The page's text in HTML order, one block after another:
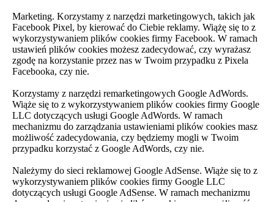
Marketing. Korzystamy z narzędzi marketingowych, takich jak
Facebook Pixel, by kierować do Ciebie reklamy. Wiążę się to z
wykorzystywaniem plików cookies firmy Facebook. W ramach
ustawień plików cookies możesz zadecydować, czy wyrażasz
zgodę na korzystanie przez nas w Twoim przypadku z Pixela
Facebooka, czy nie.
Korzystamy z narzędzi remarketingowych Google AdWords.
Wiąże się to z wykorzystywaniem plików cookies firmy Google
LLC dotyczących usługi Google AdWords. W ramach
mechanizmu do zarządzania ustawieniami plików cookies masz
możliwość zadecydowania, czy będziemy mogli w Twoim
przypadku korzystać z Google AdWords, czy nie.
Należymy do sieci reklamowej Google AdSense. Wiąże się to z
wykorzystywaniem plików cookies firmy Google LLC
dotyczących usługi Google AdSense. W ramach mechanizmu